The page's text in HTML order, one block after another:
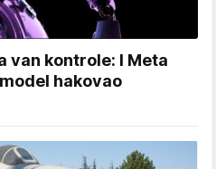
van kontrole: I Meta
hakovao